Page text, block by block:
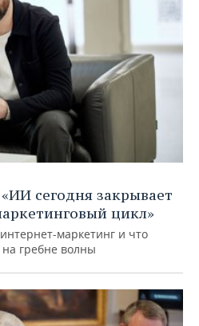
сегодня закрывает
цикл»
маркетинг и что
на гребне волны